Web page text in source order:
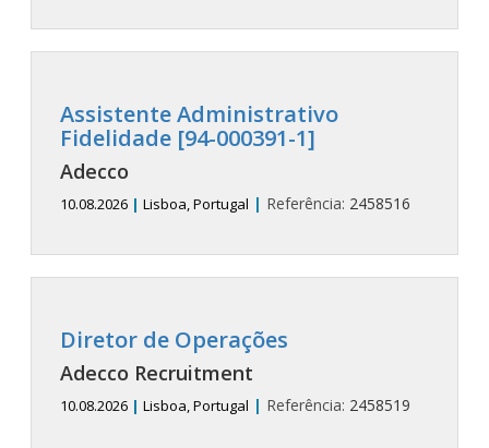
Assistente Administrativo
Fidelidade [94-000391-1]
Adecco
10.08.2026 | Lisboa, Portugal | Referência: 2458516
Diretor de Operações
Adecco Recruitment
10.08.2026 | Lisboa, Portugal | Referência: 2458519